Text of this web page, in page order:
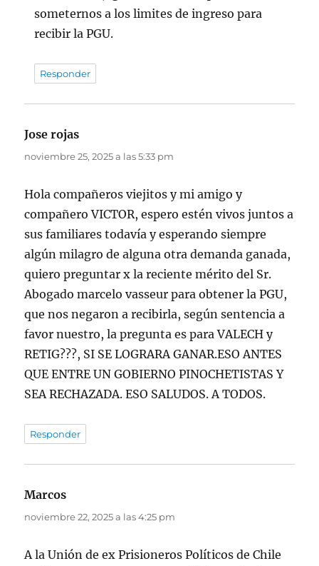
someternos a los limites de ingreso para
recibir la PGU.
Responder
Jose rojas
noviembre 25, 2025 a las 5:33 pm
Hola compañeros viejitos y mi amigo y
compañero VICTOR, espero estén vivos juntos a
sus familiares todavía y esperando siempre
algún milagro de alguna otra demanda ganada,
quiero preguntar x la reciente mérito del Sr.
Abogado marcelo vasseur para obtener la PGU,
que nos negaron a recibirla, según sentencia a
favor nuestro, la pregunta es para VALECH y
RETIG???, SI SE LOGRARA GANAR.ESO ANTES
QUE ENTRE UN GOBIERNO PINOCHETISTAS Y
SEA RECHAZADA. ESO SALUDOS. A TODOS.
Responder
Marcos
noviembre 22, 2025 a las 4:25 pm
A la Unión de ex Prisioneros Políticos de Chile